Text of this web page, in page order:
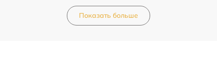
Показать больше